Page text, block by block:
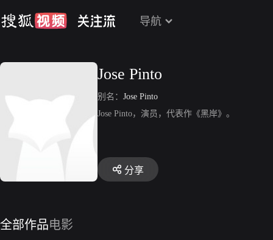
导航
Jose Pinto
别名： Jose Pinto
Jose Pinto，演员，代表作《黑岸》。
分享
全部作品电影